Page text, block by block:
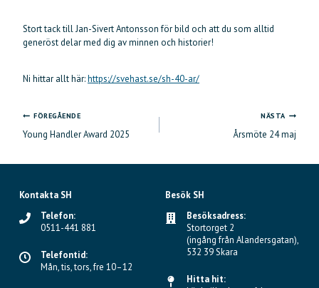
Stort tack till Jan-Sivert Antonsson för bild och att du som alltid
generöst delar med dig av minnen och historier!
Ni hittar allt här:https://svehast.se/sh-40-ar/
Inläggsnavigering
FÖREGÅENDE
Young Handler Award 2025
NÄSTA
Årsmöte 24 maj
Kontakta SH
Telefon:
0511-441 881
Telefontid:
Mån, tis, tors, fre 10–12
Besök SH
Besöksadress:
Stortorget 2
(ingång från Alandersgatan),
532 39 Skara
Hitta hit: